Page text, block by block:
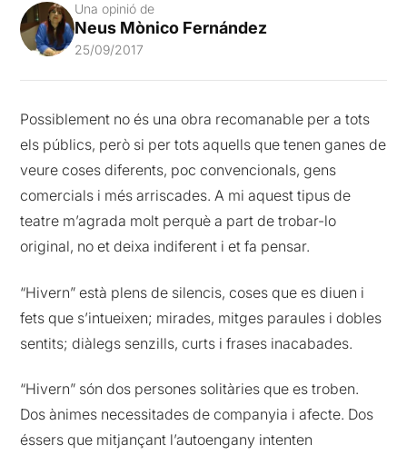
Una opinió de
Neus Mònico Fernández
25/09/2017
Possiblement no és una obra recomanable per a tots
els públics, però si per tots aquells que tenen ganes de
veure coses diferents, poc convencionals, gens
comercials i més arriscades. A mi aquest tipus de
teatre m’agrada molt perquè a part de trobar-lo
original, no et deixa indiferent i et fa pensar.
“Hivern” està plens de silencis, coses que es diuen i
fets que s’intueixen; mirades, mitges paraules i dobles
sentits; diàlegs senzills, curts i frases inacabades.
“Hivern” són dos persones solitàries que es troben.
Dos ànimes necessitades de companyia i afecte. Dos
éssers que mitjançant l’autoengany intenten